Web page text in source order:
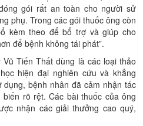
gói rất an toàn cho người sử
phụ. Trong các gói thuốc ông còn
kèm theo để bổ trợ và giúp cho
để bệnh không tái phát”.
Tiến Thất dùng là các loại thảo
hiện đại nghiên cứu và khẳng
bệnh nhân đã cảm nhận tác
rõ rệt. Các bài thuốc của ông
nhận các giải thưởng cao quý,